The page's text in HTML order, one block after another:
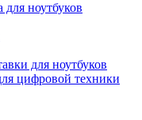
для ноутбуков
для ноутбуков
цифровой техники